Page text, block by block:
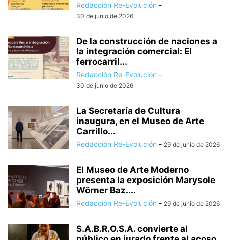
Redacción Re-Evolución -
30 de junio de 2026
De la construcción de naciones a
la integración comercial: El
ferrocarril...
Redacción Re-Evolución -
30 de junio de 2026
La Secretaría de Cultura
inaugura, en el Museo de Arte
Carrillo...
Redacción Re-Evolución - 29 de junio de 2026
El Museo de Arte Moderno
presenta la exposición Marysole
Wörner Baz....
Redacción Re-Evolución - 29 de junio de 2026
S.A.B.R.O.S.A. convierte al